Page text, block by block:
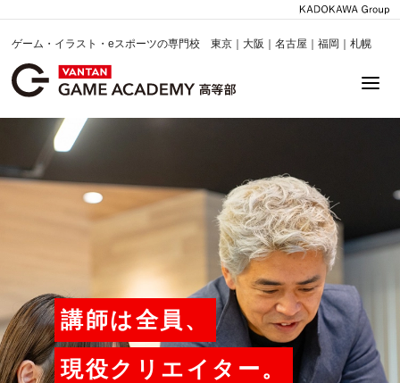
ゲーム・イラスト・eスポーツの専門校 東京｜大阪｜名古屋｜福岡｜札幌
講師は全員、
現役クリエイター。